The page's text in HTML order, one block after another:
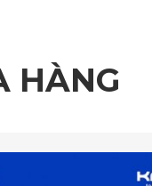
thoải mái và sạch sẽ.
HÀNG